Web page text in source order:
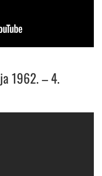
1962. – 4.